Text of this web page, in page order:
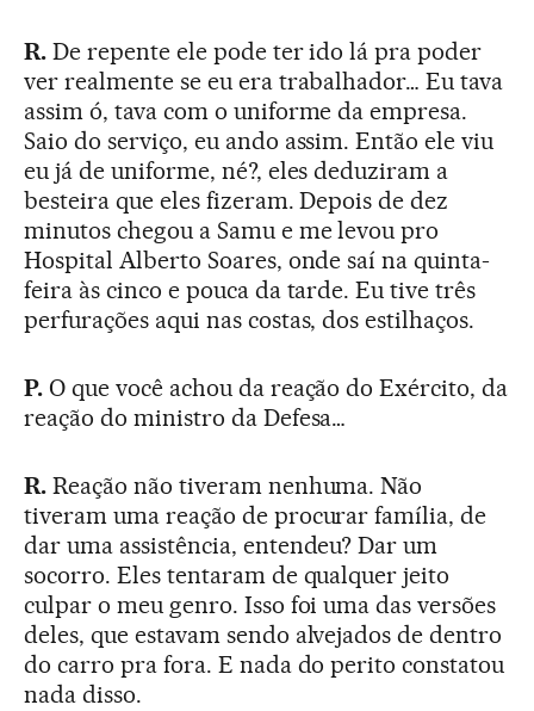
R.De repente ele pode ter ido lá pra poder
ver realmente se eu era trabalhador… Eu tava
assim ó, tava com o uniforme da empresa.
Saio do serviço, eu ando assim. Então ele viu
eu já de uniforme, né?, eles deduziram a
besteira que eles fizeram. Depois de dez
minutos chegou a Samu e me levou pro
Hospital Alberto Soares, onde saí na quinta-
feira às cinco e pouca da tarde. Eu tive três
perfurações aqui nas costas, dos estilhaços.
P.O que você achou da reação do Exército, da
reação do ministro da Defesa…
R.Reação não tiveram nenhuma. Não
tiveram uma reação de procurar família, de
dar uma assistência, entendeu? Dar um
socorro. Eles tentaram de qualquer jeito
culpar o meu genro. Isso foi uma das versões
deles, que estavam sendo alvejados de dentro
do carro pra fora. E nada do perito constatou
nada disso.